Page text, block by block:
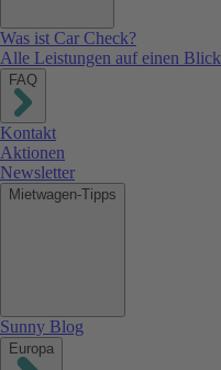
Was ist Car Check?
Alle Leistungen auf einen Blick
FAQ
Kontakt
Aktionen
Newsletter
Mietwagen-Tipps
Sunny Blog
Europa